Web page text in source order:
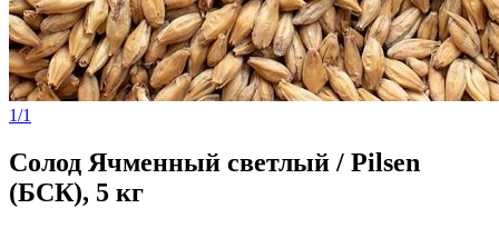
1/1
Солод Ячменный светлый / Pilsen
(БСК), 5 кг